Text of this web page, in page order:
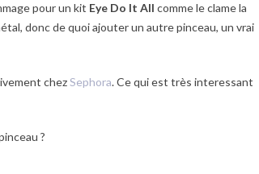
pour un kit Eye Do It All comme le clame la
donc de quoi ajouter un autre pinceau, un vrai
chezSephora. Ce qui est très interessant
?